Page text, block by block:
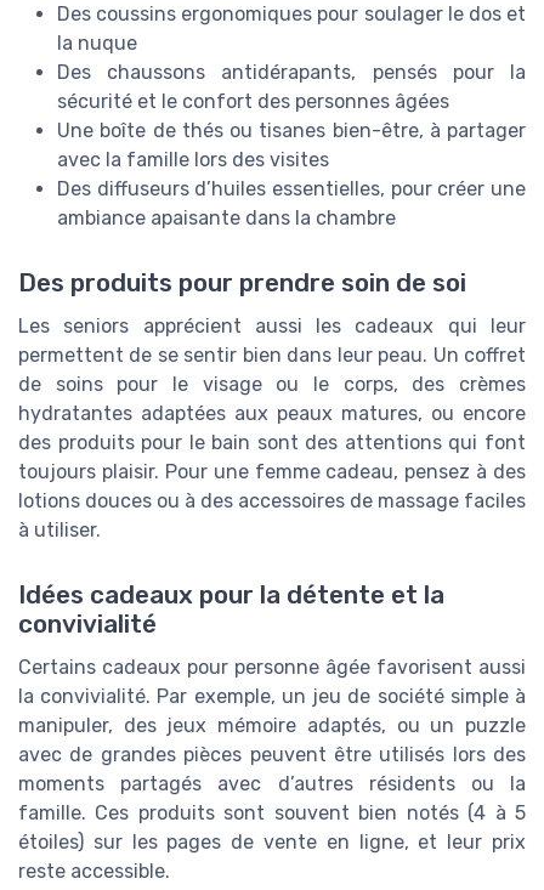
Des coussins ergonomiques pour soulager le dos et
la nuque
Des chaussons antidérapants, pensés pour la
sécurité et le confort des personnes âgées
Une boîte de thés ou tisanes bien-être, à partager
avec la famille lors des visites
Des diffuseurs d’huiles essentielles, pour créer une
ambiance apaisante dans la chambre
Des produits pour prendre soin de soi
Les seniors apprécient aussi les cadeaux qui leur
permettent de se sentir bien dans leur peau. Un coffret
de soins pour le visage ou le corps, des crèmes
hydratantes adaptées aux peaux matures, ou encore
des produits pour le bain sont des attentions qui font
toujours plaisir. Pour une femme cadeau, pensez à des
lotions douces ou à des accessoires de massage faciles
à utiliser.
Idées cadeaux pour la détente et la
convivialité
Certains cadeaux pour personne âgée favorisent aussi
la convivialité. Par exemple, un jeu de société simple à
manipuler, des jeux mémoire adaptés, ou un puzzle
avec de grandes pièces peuvent être utilisés lors des
moments partagés avec d’autres résidents ou la
famille. Ces produits sont souvent bien notés (4 à 5
étoiles) sur les pages de vente en ligne, et leur prix
reste accessible.